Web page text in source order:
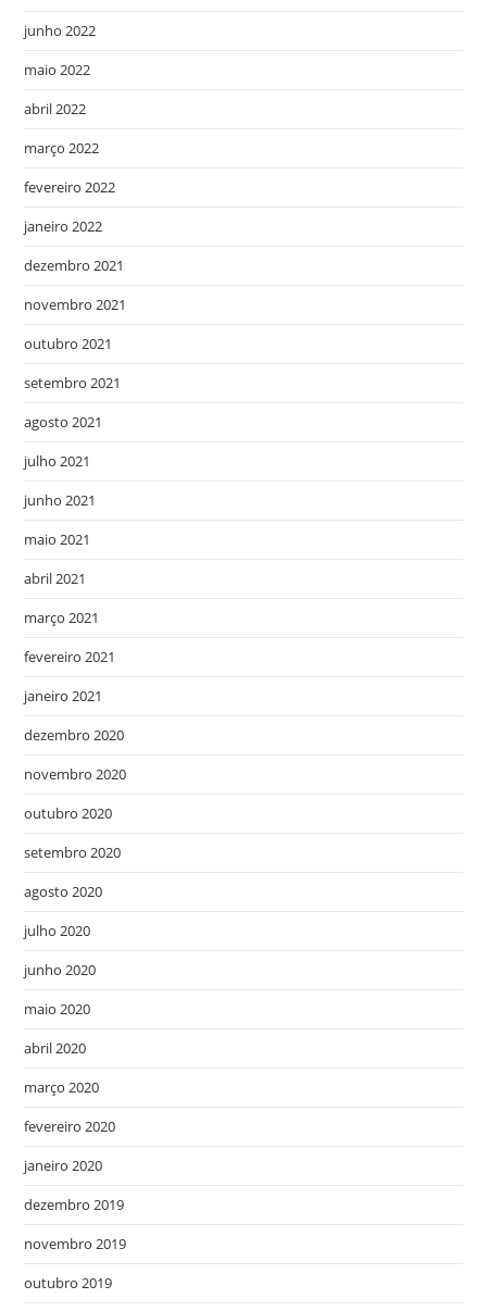
junho 2022
maio 2022
abril 2022
março 2022
fevereiro 2022
janeiro 2022
dezembro 2021
novembro 2021
outubro 2021
setembro 2021
agosto 2021
julho 2021
junho 2021
maio 2021
abril 2021
março 2021
fevereiro 2021
janeiro 2021
dezembro 2020
novembro 2020
outubro 2020
setembro 2020
agosto 2020
julho 2020
junho 2020
maio 2020
abril 2020
março 2020
fevereiro 2020
janeiro 2020
dezembro 2019
novembro 2019
outubro 2019